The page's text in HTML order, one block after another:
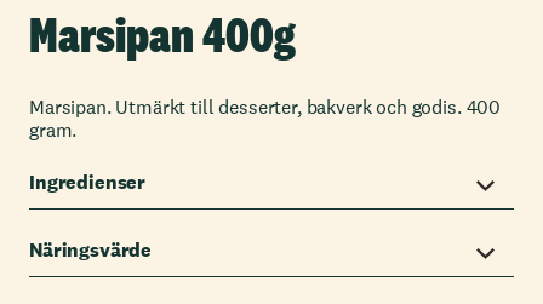
Marsipan 400g
Marsipan. Utmärkt till desserter, bakverk och godis. 400
gram.
Ingredienser
Näringsvärde